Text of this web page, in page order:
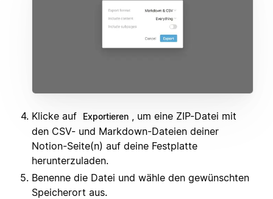
Klicke auf Exportieren
, um eine ZIP-Datei mit
den CSV- und Markdown-Dateien deiner
Notion-Seite(n) auf deine Festplatte
herunterzuladen.
Benenne die Datei und wähle den gewünschten
Speicherort aus.